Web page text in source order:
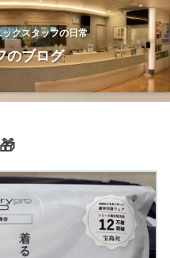
クスタッフの日常
のブログ